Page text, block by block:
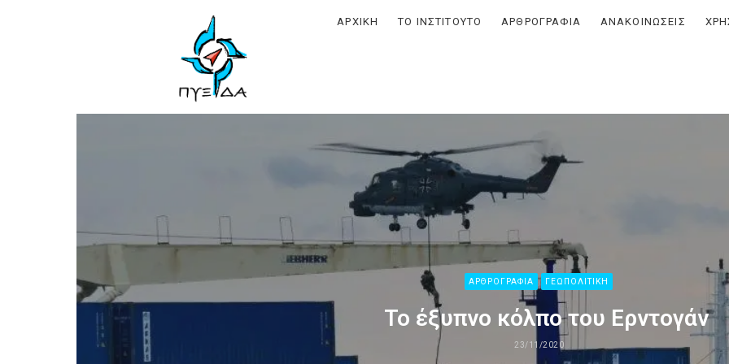
ΠΥΞΙΔΑ
Συγκρότησης
Ανάπτυξης
(Ι.Γ.Ε.ΣΥ.Α.)
ΑΡΧΙΚΗ ΤΟ ΙΝΣΤΙΤΟΥΤΟ ΑΡΘΡΟΓΡΑΦΙΑ ΑΝΑΚΟΙΝΩΣΕΙΣ
ΑΡΘΡΟΓΡΑΦΙΑ ΓΕΩΠΟΛΙΤΙΚΗ
Το έξυπνο κόλπο του Ερντογάν
23/11/2020